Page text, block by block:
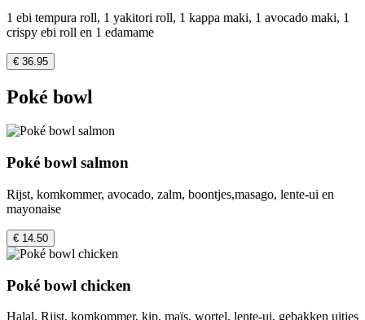
1 ebi tempura roll, 1 yakitori roll, 1 kappa maki, 1 avocado maki, 1
crispy ebi roll en 1 edamame
€ 36.95
Poké bowl
Poké bowl salmon
Rijst, komkommer, avocado, zalm, boontjes,masago, lente-ui en
mayonaise
€ 14.50
Poké bowl chicken
Halal. Rijst, komkommer, kip, maïs, wortel, lente-ui, gebakken uitjes